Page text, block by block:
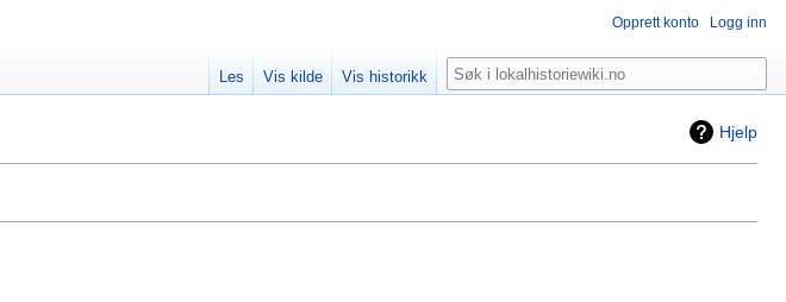
Hjelp
Opprett konto Logg inn
Les Vis kilde Vis historikk Søk